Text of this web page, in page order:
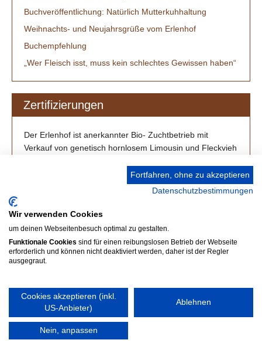
Buchveröffentlichung: Natürlich Mutterkuhhaltung
Weihnachts- und Neujahrsgrüße vom Erlenhof
Buchempfehlung
„Wer Fleisch isst, muss kein schlechtes Gewissen haben“
Zertifizierungen
Der Erlenhof ist anerkannter Bio- Zuchtbetrieb mit
Verkauf von genetisch hornlosem Limousin und Fleckvieh
Home Links Kontakt Datenschutz Impressum
Fortfahren, ohne zu akzeptieren
Datenschutzbestimmungen
Wir verwenden Cookies
um deinen Webseitenbesuch optimal zu gestalten.
Funktionale Cookies sind für einen reibungslosen Betrieb der Webseite
erforderlich und können nicht deaktiviert werden, daher ist der Regler
ausgegraut.
Cookies akzeptieren (inkl.
US-Anbieter)
Ablehnen
Nein, anpassen